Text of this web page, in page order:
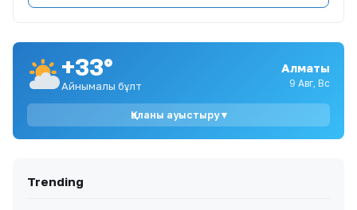
9
Әділет Зейнелдің анасы: 20 млн теңге — халық
жинаған қаражат, мемлекеттік өтемақы емес
10
Ақтаулық ана Жұлдыз Азанова Астанада
+33°
Айнымалы бұлт
Алматы
9 Авг, Вс
Қаланы ауыстыру ▾
Trending